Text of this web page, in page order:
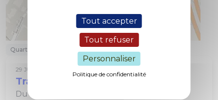
Tout accepter
Tout refuser
Personnaliser
Politique de confidentialité
Quartier Metz Centre / Les iles Travaux
29 JUILLET 2026
Travaux rue Marchant
Du 3 au 28 août 2026, des travaux de